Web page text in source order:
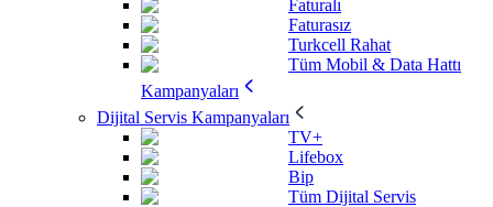
Faturalı
Faturasız
Turkcell Rahat
Tüm Mobil & Data Hattı
Kampanyaları
Dijital Servis Kampanyaları
TV+
Lifebox
Bip
Tüm Dijital Servis